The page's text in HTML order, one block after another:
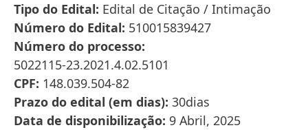
Tipo do Edital Edital de Citação / Intimação
Número do Edital 510015839427
Número do processo
5022115-23.2021.4.02.5101
CPF 148.039.504-82
Prazo do edital (em dias) 30dias
Data de disponibilização 9 Abril, 2025